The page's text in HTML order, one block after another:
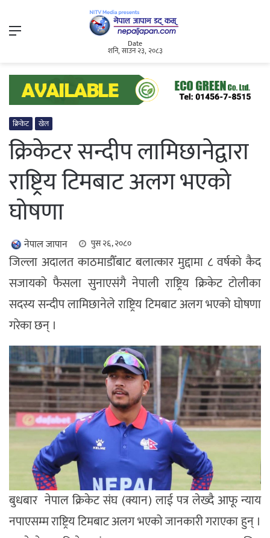
Menu
Date
शनि, साउन २३, २०८३
क्रिकेट खेल
क्रिकेटर सन्दीप लामिछानेद्वारा
राष्ट्रिय टिमबाट अलग भएको
घोषणा
नेपाल जापान पुस २६, २०८०
जिल्ला अदालत काठमाडौँबाट बलात्कार मुद्दामा ८ वर्षको कैद
सजायको फैसला सुनाएसंगै नेपाली राष्ट्रिय क्रिकेट टोलीका
सदस्य सन्दीप लामिछानेले राष्ट्रिय टिमबाट अलग भएको घोषणा
गरेका छन् ।
बुधबार नेपाल क्रिकेट संघ (क्यान) लाई पत्र लेख्दै आफू न्याय
नपाएसम्म राष्ट्रिय टिमबाट अलग भएको जानकारी गराएका हुन् ।